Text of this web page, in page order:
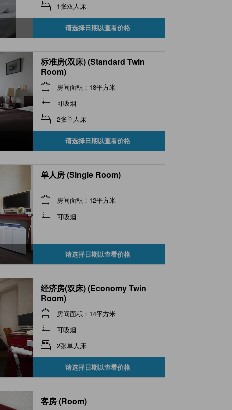
1张双人床
请选择日期以查看价格
标准房(双床) (Standard Twin
Room)
房间面积：18平方米
可吸烟
2张单人床
请选择日期以查看价格
单人房 (Single Room)
房间面积：12平方米
可吸烟
请选择日期以查看价格
经济房(双床) (Economy Twin
Room)
房间面积：14平方米
可吸烟
2张单人床
请选择日期以查看价格
客房 (Room)